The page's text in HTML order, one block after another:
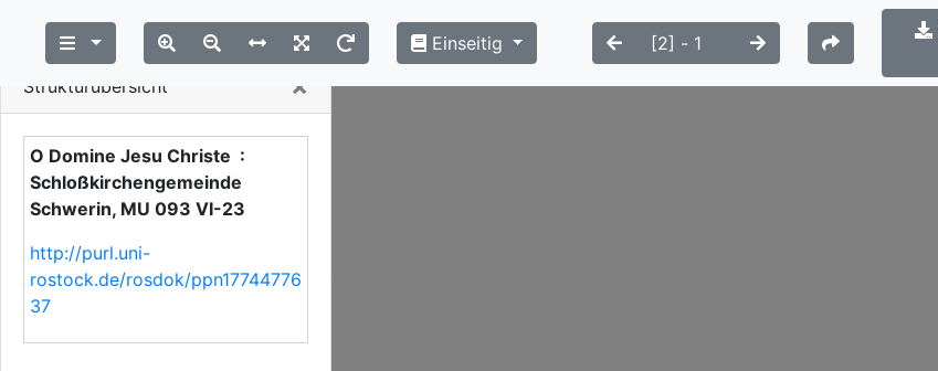
Strukturübersicht × Close
O Domine Jesu Christe :
Schloßkirchengemeinde
Schwerin, MU 093 VI-23
http://purl.uni-
rostock.de/rosdok/ppn17744776
37
Einseitig